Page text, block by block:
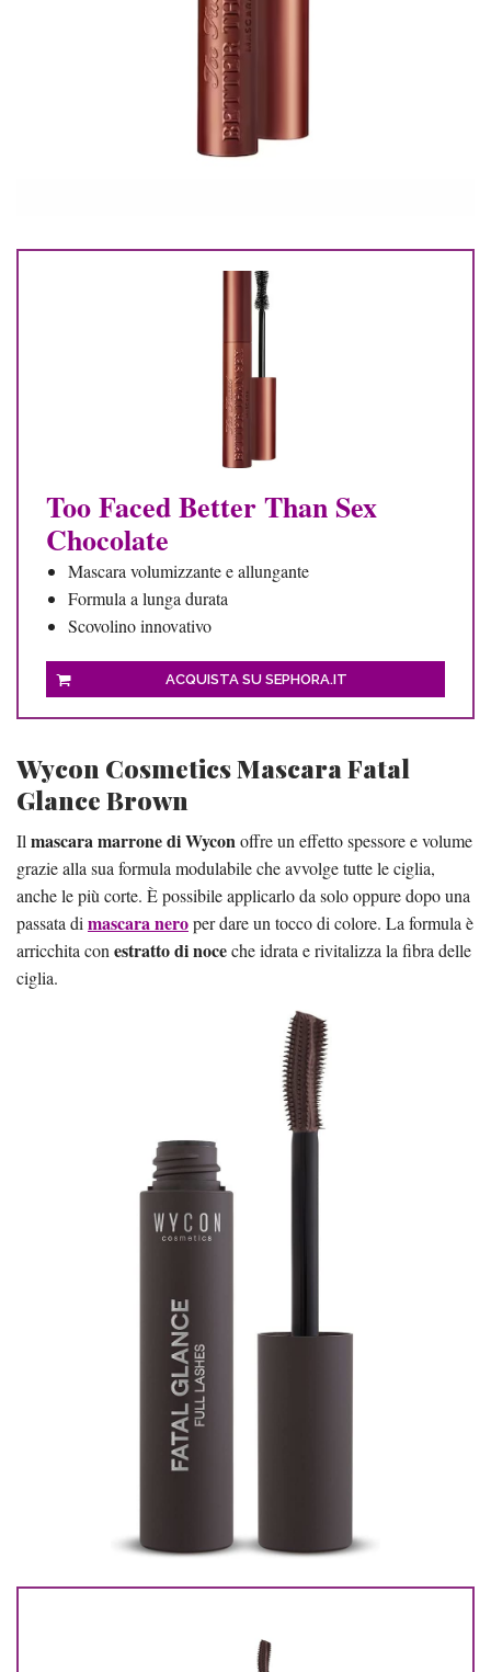
Too Faced Better Than Sex
Chocolate
Mascara volumizzante e allungante
Formula a lunga durata
Scovolino innovativo
ACQUISTA SU SEPHORA.IT
Wycon Cosmetics Mascara Fatal
Glance Brown
Il mascara marrone di Wyconoffre un effetto spessore e volume
grazie alla sua formula modulabile che avvolge tutte le ciglia,
anche le più corte. È possibile applicarlo da solo oppure dopo una
passata di mascara neroper dare un tocco di colore. La formula è
arricchita con estratto di noceche idrata e rivitalizza la fibra delle
ciglia.